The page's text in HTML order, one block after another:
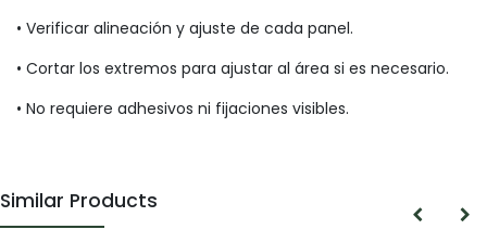
• Verificar alineación y ajuste de cada panel.
• Cortar los extremos para ajustar al área si es necesario.
• No requiere adhesivos ni fijaciones visibles.
Similar Products